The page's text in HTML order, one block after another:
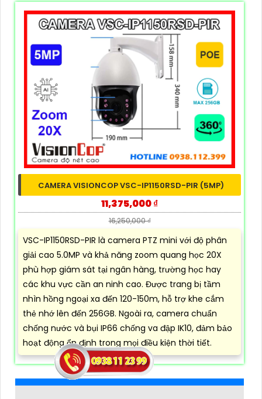
CAMERA VISIONCOP VSC-IP1150RSD-PIR (5MP)
11,375,000 ₫
16,250,000 ₫
VSC-IP1150RSD-PIR là camera PTZ mini với độ phân
giải cao 5.0MP và khả năng zoom quang học 20X
phù hợp giám sát tại ngân hàng, trường học hay
các khu vực cần an ninh cao. Được trang bị tầm
nhìn hồng ngoại xa đến 120-150m, hỗ trợ khe cắm
thẻ nhớ lên đến 256GB. Ngoài ra, camera chuẩn
chống nước và bụi IP66 chống va đập IK10, đảm bảo
hoạt động ổn định trong mọi điều kiện thời tiết.